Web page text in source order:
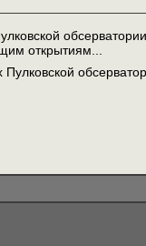
открытиям...